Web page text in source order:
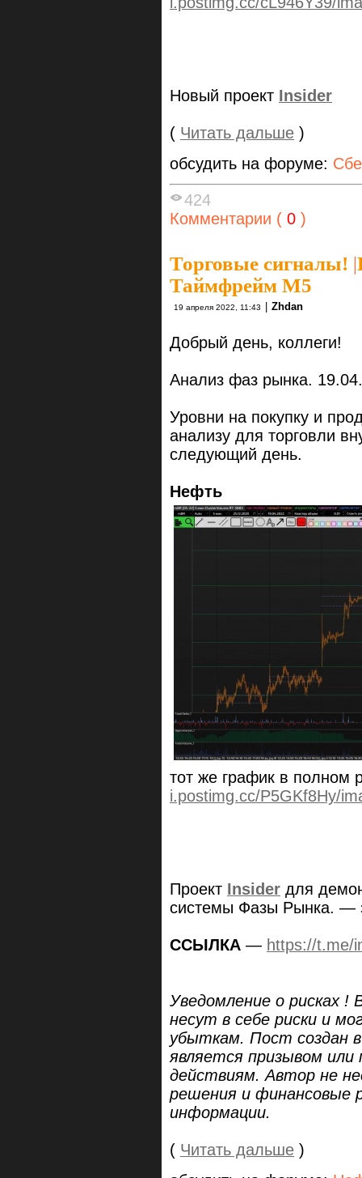
Новый проект Insider
( Читать дальше )
обсудить на форуме:
424
Комментарии ( 0 )
Торговые сигналы! |
Таймфрейм М5
19 апреля 2022, 11:43 | Zhdan
Добрый день, коллеги!
Анализ фаз рынка.
Уровни на покупку и
анализу для торговли
следующий день.
Нефть
тот же график в полном
i.postimg.cc/P5GKf8Hy/
Проект Insider для
системы Фазы Рынка. —
ССЫЛКА — https://t.me/
Уведомление о рисках !
несут в себе риски и
убыткам. Пост создан
является призывом или
действиям. Автор не
решения и финансовые
информации.
( Читать дальше )